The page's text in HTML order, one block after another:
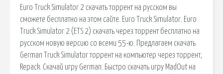
Euro Truck Simulator 2 скачать торрент на русском вы
сможете бесплатно на этом сайте. Euro Truck Simulator. Euro
Truck Simulator 2 (ETS 2) скачать через торрент бесплатно на
русском новую версию со всеми 55-ю. Предлагаем скачать
German Truck Simulator торрент на компьютер через торрент,
Repack. Скачай игру German. Быстро скачать игру MadOut на